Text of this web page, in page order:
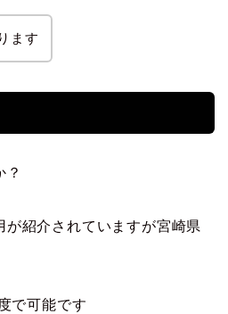
ます
？
紹介されていますが宮崎県
で可能です